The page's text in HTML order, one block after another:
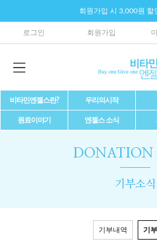
회원가입 시 3,000원 할
로그인 회원가입
비타민엔젤스란? 우리의시작
원료이야기
엔젤스 소식
DONATION
기부소식
기부내역 기